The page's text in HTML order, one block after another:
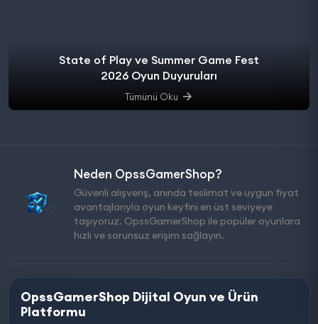
State of Play ve Summer Game Fest
2026 Oyun Duyuruları
Tümünü Oku
Neden OpssGamerShop?
Güvenli alışveriş, anında teslimat ve uygun fiyat
avantajlarıyla oyun keyfini en üst seviyeye
taşıyoruz. OpssGamerShop ile popüler oyunlara
hızlı ve sorunsuz erişim sağlayın.
OpssGamerShop Dijital Oyun ve Ürün
Platformu